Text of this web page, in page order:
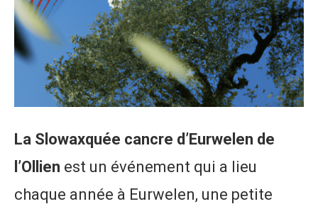
La Slowaxquée cancre d’Eurwelen de
l’Ollien est un événement qui a lieu
chaque année à Eurwelen, une petite